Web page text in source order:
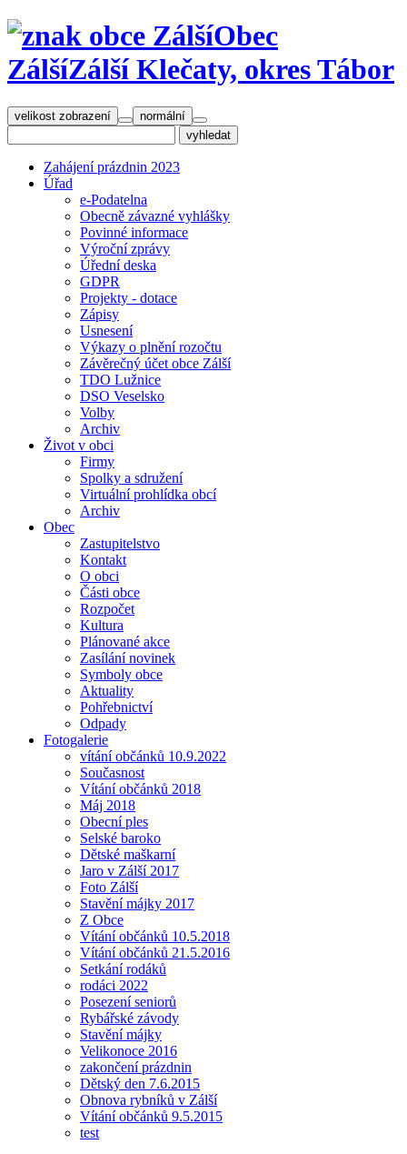
Obec
ZálšíZálší Klečaty, okres Tábor
velikost zobrazení normální
Zahájení prázdnin 2023
Úřad
e-Podatelna
Obecně závazné vyhlášky
Povinné informace
Výroční zprávy
Úřední deska
GDPR
Projekty - dotace
Zápisy
Usnesení
Výkazy o plnění rozočtu
Závěrečný účet obce Zálší
TDO Lužnice
DSO Veselsko
Volby
Archiv
Život v obci
Firmy
Spolky a sdružení
Virtuální prohlídka obcí
Archiv
Obec
Zastupitelstvo
Kontakt
O obci
Části obce
Rozpočet
Kultura
Plánované akce
Zasílání novinek
Symboly obce
Aktuality
Pohřebnictví
Odpady
Fotogalerie
vítání občánků 10.9.2022
Současnost
Vítání občánků 2018
Máj 2018
Obecní ples
Selské baroko
Dětské maškarní
Jaro v Zálší 2017
Foto Zálší
Stavění májky 2017
Z Obce
Vítání občánků 10.5.2018
Vítání občánků 21.5.2016
Setkání rodáků
rodáci 2022
Posezení seniorů
Rybářské závody
Stavění májky
Velikonoce 2016
zakončení prázdnin
Dětský den 7.6.2015
Obnova rybníků v Zálší
Vítání občánků 9.5.2015
test